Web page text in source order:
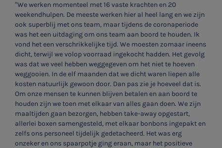
Accountancy
HR & Salaris
Contact
Locaties
Audit
“We werken momenteel met 16 vaste krachten en 20
weekendhulpen. De meeste werken hier al heel lang en we zijn
ook superblij met ons team, maar tijdens de coronaperiode
was het een uitdaging om ons team aan boord te houden. Ik
vond het een verschrikkelijke tijd. We moesten zomaar ineens
dicht, terwijl we volop voorraad ingekocht hadden. Het gevolg
was dat we veel hebben weggegeven om het niet te hoeven
weggooien. In de elf maanden dat we dicht waren liepen alle
kosten natuurlijk gewoon door. Dan pas zie je hoeveel dat is.
Om onze mensen te kunnen blijven betalen en aan boord te
houden zijn we toen met elkaar van alles gaan doen. We zijn
maaltijden gaan bezorgen, hebben take-away opgestart,
allerlei boxen samengesteld, met elkaar bonbons ingepakt en
zelfs ons personeel tijdelijk gedetacheerd. Het was erg
onzeker en ons spaarpotje ging eraan, maar het positieve